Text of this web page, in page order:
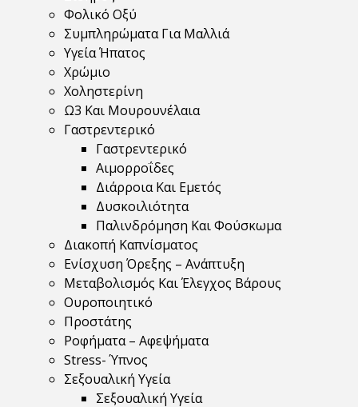
Φολικό Οξύ
Συμπληρώματα Για Μαλλιά
Υγεία Ήπατος
Χρώμιο
Χοληστερίνη
Ω3 Και Μουρουνέλαια
Γαστρεντερικό
Γαστρεντερικό
Αιμορροΐδες
Διάρροια Και Εμετός
Δυσκοιλιότητα
Παλινδρόμηση Και Φούσκωμα
Διακοπή Καπνίσματος
Ενίσχυση Όρεξης – Ανάπτυξη
Μεταβολισμός Και Έλεγχος Βάρους
Ουροποιητικό
Προστάτης
Ροφήματα – Αφεψήματα
Stress- Ύπνος
Σεξουαλική Υγεία
Σεξουαλική Υγεία